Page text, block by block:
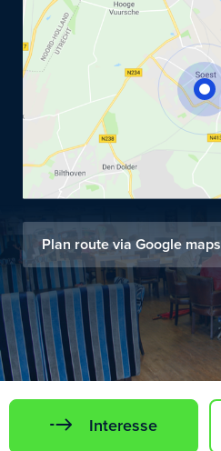
Plan route via Google maps
Interesse